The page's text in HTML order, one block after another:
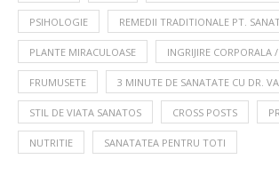
PSIHOLOGIE REMEDII TRADITIONALE PT.
PLANTE MIRACULOASE INGRIJIRE CORPORALA
FRUMUSETE 3 MINUTE DE SANATATE CU DR.
STIL DE VIATA SANATOS CROSS POSTS
NUTRITIE SANATATEA PENTRU TOTI